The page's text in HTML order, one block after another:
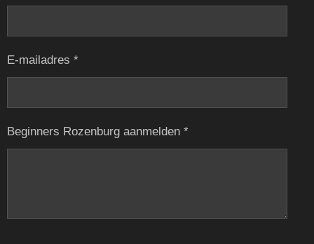
E-mailadres *
Beginners Rozenburg aanmelden *